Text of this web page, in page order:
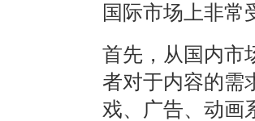
国际市场上非常
首先，从国内市
者对于内容的需
戏、广告、动画